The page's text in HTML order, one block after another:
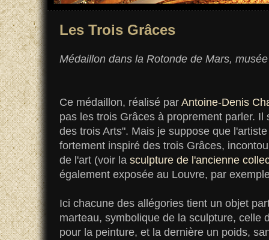
Les Trois Grâces
Médaillon dans la Rotonde de Mars,
Ce médaillon, réalisé par Antoine-Denis
pas les trois Grâces à proprement parler. Il
des trois Arts". Mais je suppose que
fortement inspiré des trois Grâces,
de l'art (voir la sculpture de l'ancienne
également exposée au Louvre, par
Ici chacune des allégories tient un objet
marteau, symbolique de la sculpture, celle
pour la peinture, et la dernière un poids,